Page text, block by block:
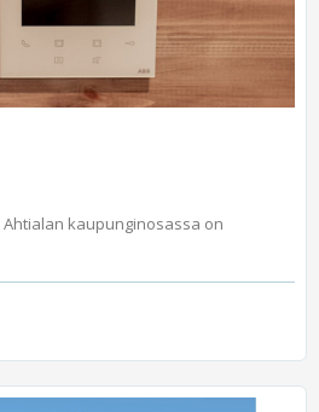
kaupunginosassa on